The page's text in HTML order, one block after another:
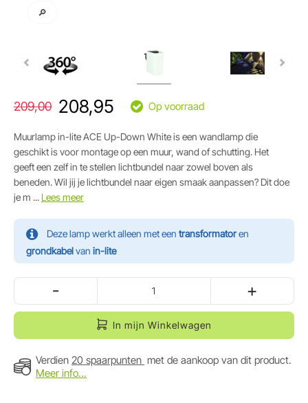
🔎
209,00 208,95 Op voorraad
Muurlamp in-lite ACE Up-Down White is een wandlamp die
geschikt is voor montage op een muur, wand of schutting. Het
geeft een zelf in te stellen lichtbundel naar zowel boven als
beneden. Wil jij je lichtbundel naar eigen smaak aanpassen? Dit doe
je m ... Lees meer
Deze lamp werkt alleen met een transformatoren
grondkabelvan in-lite
- +
In mijn Winkelwagen
Verdien 20 spaarpunten met de aankoop van dit product.
Meer info...